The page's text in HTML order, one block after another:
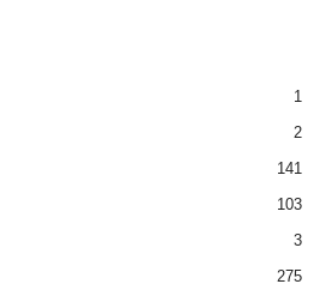
1
2
141
103
3
275